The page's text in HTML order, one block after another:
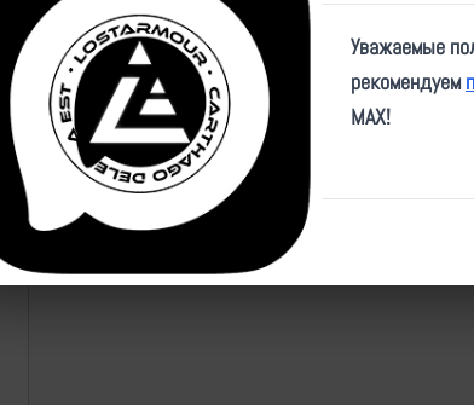
Источник:https://t.me/operational_space/707
Привязка
Уважаемые
рекомендуем
MAX!